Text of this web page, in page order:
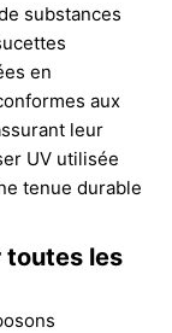
substances
en
aux
leur
UV utilisée
tenue durable
toutes les